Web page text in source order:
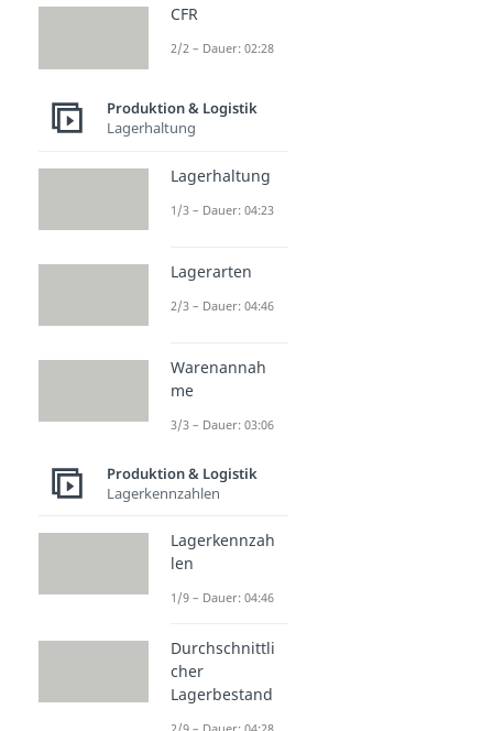
CFR
2/2 – Dauer: 02:28
Produktion & Logistik
Lagerhaltung
Lagerhaltung
1/3 – Dauer: 04:23
Lagerarten
2/3 – Dauer: 04:46
Warenannah
me
3/3 – Dauer: 03:06
Produktion & Logistik
Lagerkennzahlen
Lagerkennzah
len
1/9 – Dauer: 04:46
Durchschnittli
cher
Lagerbestand